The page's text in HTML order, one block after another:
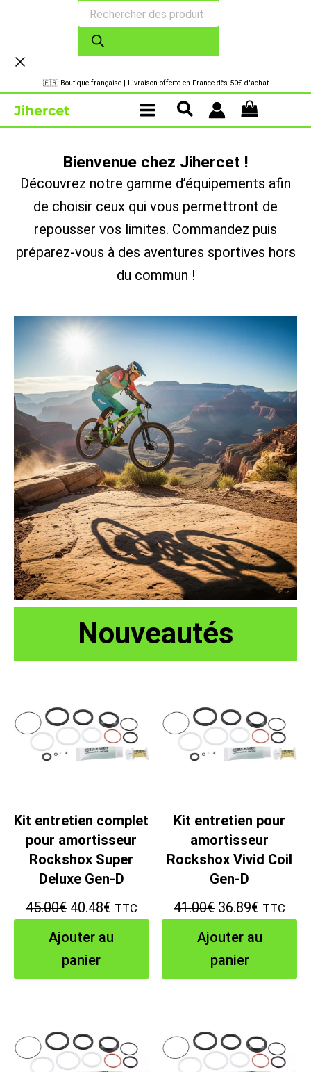
Recherche
produits
🇫🇷 Boutique française | Livraison offerte en France dès 50€ d'achat
Bienvenue chez Jihercet !
Découvrez notre gamme d’équipements afin
de choisir ceux qui vous permettront de
repousser vos limites. Commandez puis
préparez-vous à des aventures sportives hors
du commun !
Nouveautés
Kit entretien complet
pour amortisseur
Rockshox Super
Deluxe Gen-D
45.00€ Le
prix
initial
était :
40.48€Le
est :
TTC
Ajouter au
panier
Kit entretien pour
amortisseur
Rockshox Vivid Coil
Gen-D
41.00€ Le
prix
initial
était :
36.89€ Le
est :
TTC
Ajouter au
panier